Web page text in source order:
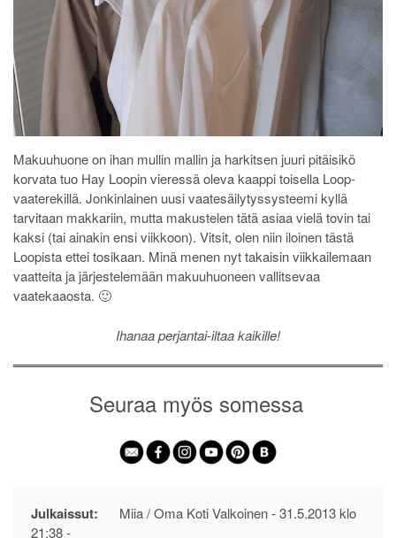
Makuuhuone on ihan mullin mallin ja harkitsen juuri pitäisikö
korvata tuo Hay Loopin vieressä oleva kaappi toisella Loop-
vaaterekillä. Jonkinlainen uusi vaatesäilytyssysteemi kyllä
tarvitaan makkariin, mutta makustelen tätä asiaa vielä tovin tai
kaksi (tai ainakin ensi viikkoon). Vitsit, olen niin iloinen tästä
Loopista ettei tosikaan. Minä menen nyt takaisin viikkailemaan
vaatteita ja järjestelemään makuuhuoneen vallitsevaa
vaatekaaosta. 🙂
Ihanaa perjantai-iltaa kaikille!
Seuraa myös somessa
Julkaissut: Miia / Oma Koti Valkoinen -31.5.2013 klo
21:38-